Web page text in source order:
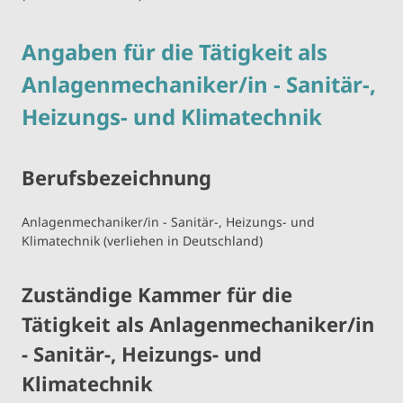
Angaben für die Tätigkeit als
Anlagenmechaniker/in - Sanitär-,
Heizungs- und Klimatechnik
Berufsbezeichnung
Anlagenmechaniker/in - Sanitär-, Heizungs- und
Klimatechnik (verliehen in Deutschland)
Zuständige Kammer für die
Tätigkeit als Anlagenmechaniker/in
- Sanitär-, Heizungs- und
Klimatechnik